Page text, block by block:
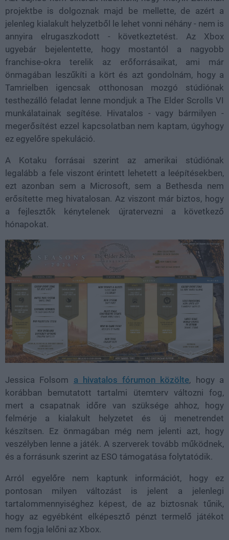
projektbe is dolgoznak majd be mellette, de azért a
jelenleg kialakult helyzetből le lehet vonni néhány - nem is
annyira elrugaszkodott - következtetést. Az Xbox
ugyebár bejelentette, hogy mostantól a nagyobb
franchise-okra terelik az erőforrásaikat, ami már
önmagában leszűkíti a kört és azt gondolnám, hogy a
Tamrielben igencsak otthonosan mozgó stúdiónak
testhezálló feladat lenne mondjuk a The Elder Scrolls VI
munkálatainak segítése. Hivatalos - vagy bármilyen -
megerősítést ezzel kapcsolatban nem kaptam, úgyhogy
ez egyelőre spekuláció.
A Kotaku forrásai szerint az amerikai stúdiónak
legalább a fele viszont érintett lehetett a leépítésekben,
ezt azonban sem a Microsoft, sem a Bethesda nem
erősítette meg hivatalosan. Az viszont már biztos, hogy
a fejlesztők kénytelenek újratervezni a következő
hónapokat.
Jessica Folsom a hivatalos fórumon közölte, hogy a
korábban bemutatott tartalmi ütemterv változni fog,
mert a csapatnak időre van szüksége ahhoz, hogy
felmérje a kialakult helyzetet és új menetrendet
készítsen. Ez önmagában még nem jelenti azt, hogy
veszélyben lenne a játék. A szerverek tovább működnek,
és a forrásunk szerint az ESO támogatása folytatódik.
Arról egyelőre nem kaptunk információt, hogy ez
pontosan milyen változást is jelent a jelenlegi
tartalommennyiséghez képest, de az biztosnak tűnik,
hogy az egyébként elképesztő pénzt termelő játékot
nem fogja lelőni az Xbox.